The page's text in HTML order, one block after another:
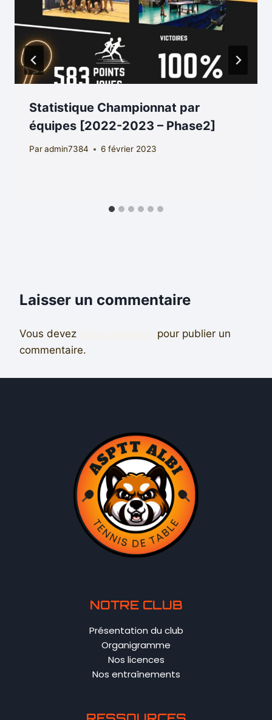
Statistique Championnat par
équipes [2022-2023 – Phase2]
Paradmin7384 6 février 2023
Laisser un commentaire
Vous devez
pour publier un
commentaire.
NOTRE CLUB
Présentation du club
Organigramme
Nos licences
Nos entraînements